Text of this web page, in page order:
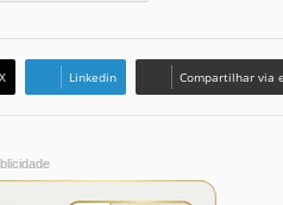
X Linkedin Compartilhar via